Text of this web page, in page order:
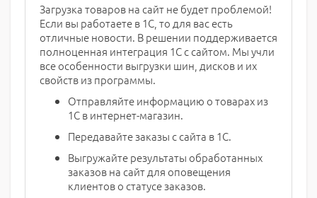
Загрузка товаров на сайт не будет проблемой!
Если вы работаете в 1С, то для вас есть
отличные новости. В решении поддерживается
полноценная интеграция 1C с сайтом. Мы учли
все особенности выгрузки шин, дисков и их
свойств из программы.
Отправляйте информацию о товарах из
1С в интернет-магазин.
Передавайте заказы с сайта в 1С.
Выгружайте результаты обработанных
заказов на сайт для оповещения
клиентов о статусе заказов.